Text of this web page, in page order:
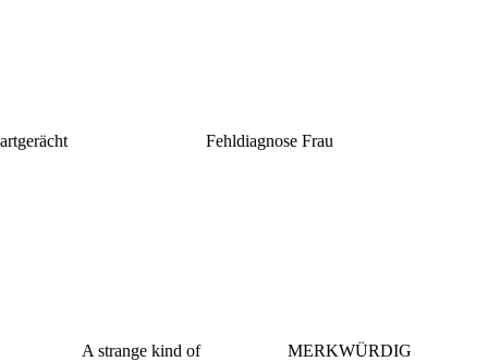
artgerächt Fehldiagnose Frau
A strange kind of
MERKWÜRDIG